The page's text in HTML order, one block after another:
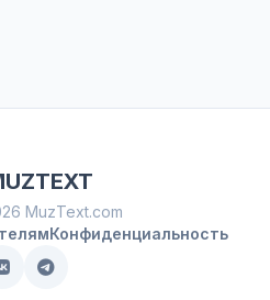
MuzText.com
Конфиденциальность